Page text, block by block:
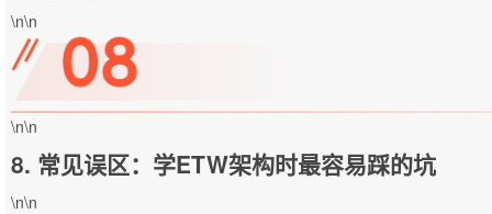
\n\n
\n\n
8. 常见误区：学ETW架构时最容易踩的坑
\n\n